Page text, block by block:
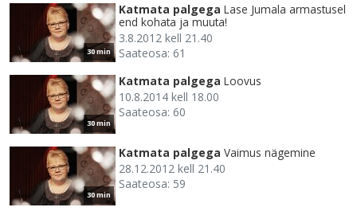
30 min
Katmata palgega Lase Jumala armastusel
end kohata ja muuta!
3.8.2012 kell 21.40
Saateosa: 61
30 min
Katmata palgega Loovus
10.8.2014 kell 18.00
Saateosa: 60
30 min
Katmata palgega Vaimus nägemine
28.12.2012 kell 21.40
Saateosa: 59